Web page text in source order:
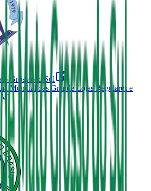
Grosso do Sul
Mundial das Grande Lojas Regulares e